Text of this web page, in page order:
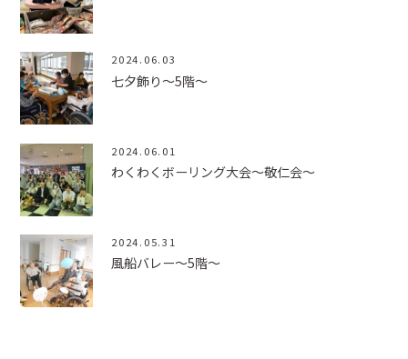
2024.06.03
七夕飾り～5階～
2024.06.01
わくわくボーリング大会～敬仁会～
2024.05.31
風船バレー～5階～